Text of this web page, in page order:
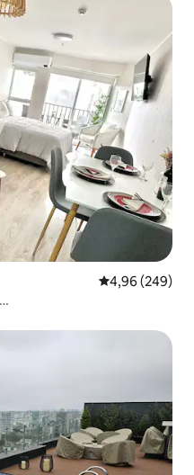
Note
4,96 (249)